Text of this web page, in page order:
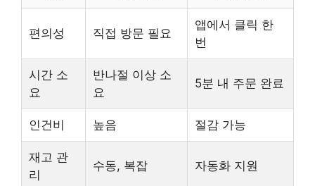
편의성 직접 방문 필요
앱에서 클릭 한
번
시간 소
요
반나절 이상 소
요
5분 내 주문 완료
인건비 높음 절감 가능
재고 관
리
수동, 복잡 자동화 지원